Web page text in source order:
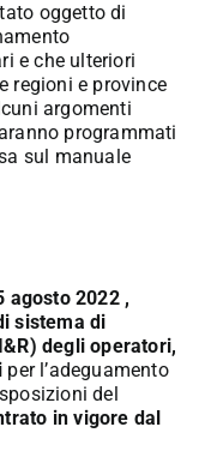
oggetto di
e che ulteriori
regioni e province
argomenti
programmati
sul manuale
agosto 2022 ,
sistema di
degli operatori,
per l’adeguamento
del
in vigore dal